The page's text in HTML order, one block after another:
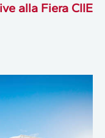
alla Fiera CIIE